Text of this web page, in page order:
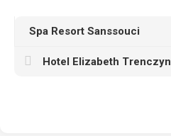
Spa Resort Sanssouci
Hotel Elizabeth Trenczyn